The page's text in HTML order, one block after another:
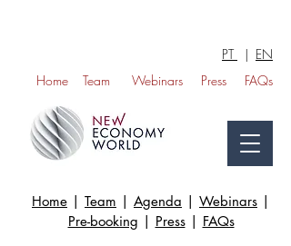
PT | EN
Home
Team Webinars Press FAQs
Home | Team | Agenda | Webinars |
Pre-booking | Press| FAQs